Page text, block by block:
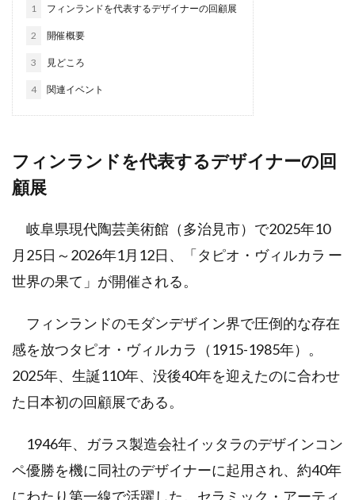
1 フィンランドを代表するデザイナーの回顧展
2 開催概要
3 見どころ
4 関連イベント
フィンランドを代表するデザイナーの回
顧展
岐阜県現代陶芸美術館（多治見市）で2025年10
月25日～2026年1月12日、「タピオ・ヴィルカラ ー
世界の果て」が開催される。
フィンランドのモダンデザイン界で圧倒的な存在
感を放つタピオ・ヴィルカラ（1915-1985年）。
2025年、生誕110年、没後40年を迎えたのに合わせ
た日本初の回顧展である。
1946年、ガラス製造会社イッタラのデザインコン
ペ優勝を機に同社のデザイナーに起用され、約40年
にわたり第一線で活躍した。セラミック・アーティ